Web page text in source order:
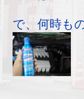
で、何時も